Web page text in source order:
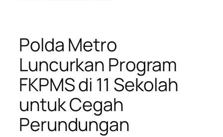
Polda Metro
Luncurkan Program
FKPMS di 11 Sekolah
untuk Cegah
Perundungan